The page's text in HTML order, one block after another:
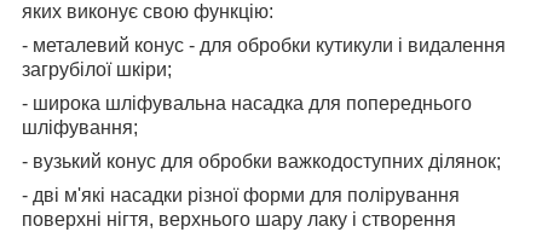
яких виконує свою функцію:
- металевий конус - для обробки кутикули і видалення
загрубілої шкіри;
- широка шліфувальна насадка для попереднього
шліфування;
- вузький конус для обробки важкодоступних ділянок;
- дві м'які насадки різної форми для полірування
поверхні нігтя, верхнього шару лаку і створення